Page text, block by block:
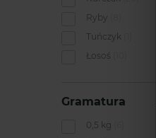
Ryby
Tuńczyk
Łosoś
Gramatura
0,5 kg